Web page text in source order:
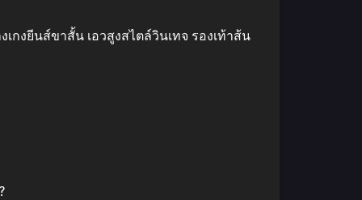
กงยีนส์ขาสั้น เอวสูงสไตล์วินเทจ รองเท้าส้น